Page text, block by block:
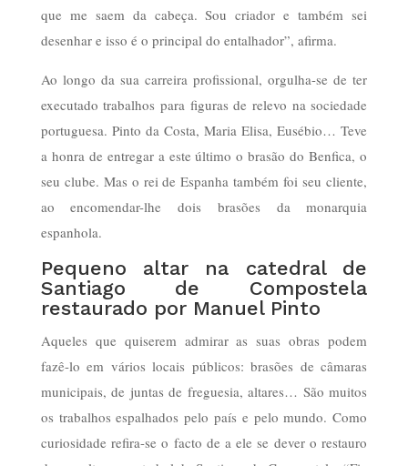
que me saem da cabeça. Sou criador e também sei
desenhar e isso é o principal do entalhador”, afirma.
Ao longo da sua carreira profissional, orgulha-se de ter
executado trabalhos para figuras de relevo na sociedade
portuguesa. Pinto da Costa, Maria Elisa, Eusébio… Teve
a honra de entregar a este último o brasão do Benfica, o
seu clube. Mas o rei de Espanha também foi seu cliente,
ao encomendar-lhe dois brasões da monarquia
espanhola.
Pequeno altar na catedral de
Santiago de Compostela
restaurado por Manuel Pinto
Aqueles que quiserem admirar as suas obras podem
fazê-lo em vários locais públicos: brasões de câmaras
municipais, de juntas de freguesia, altares… São muitos
os trabalhos espalhados pelo país e pelo mundo. Como
curiosidade refira-se o facto de a ele se dever o restauro